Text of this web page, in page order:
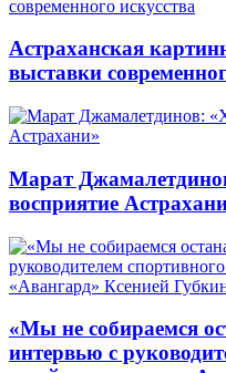
Астраханская
выставки
Марат
восприятие
«Мы не собираемся
интервью с